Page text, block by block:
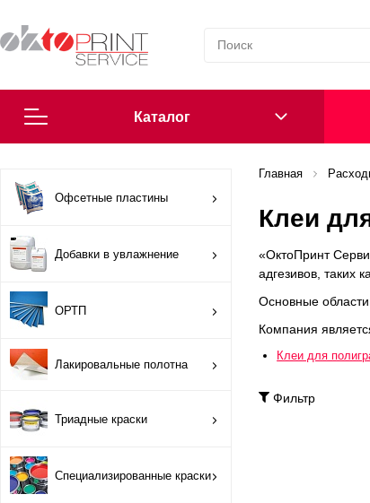
Каталог
Согласие на обработку персональных данных
Политика в области обработки персональных данных
Сообщить о нарушении
Офсетные пластины
Добавки в увлажнение
Триадные краски
Офсетные пластины
Добавки в увлажнение
ОРТП
Лакировальные полотна
Триадные краски
Специализированные краски
Главная
Клеи
«ОктоПринт
адгезивов, таких
Основные области
Компания
Клеи для
Фильтр